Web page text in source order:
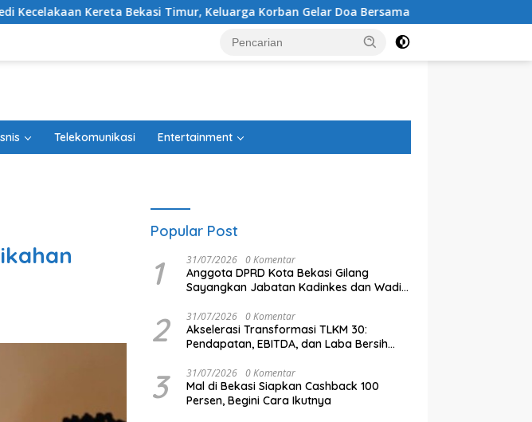
Timur, Keluarga Korban Gelar Doa Bersama Administrasi Beres, PSU Sentul City
Telekomunikasi Entertainment
Popular Post
1 31/07/2026 0 Komentar
Anggota DPRD Kota Bekasi Gilang
Sayangkan Jabatan Kadinkes dan Wadir
2 31/07/2026 0 Komentar
Akselerasi Transformasi TLKM 30:
Pendapatan, EBITDA, dan Laba Bersih
Paruh Pertama 2026
3 31/07/2026 0 Komentar
Mal di Bekasi Siapkan Cashback 100
Persen, Begini Cara Ikutnya